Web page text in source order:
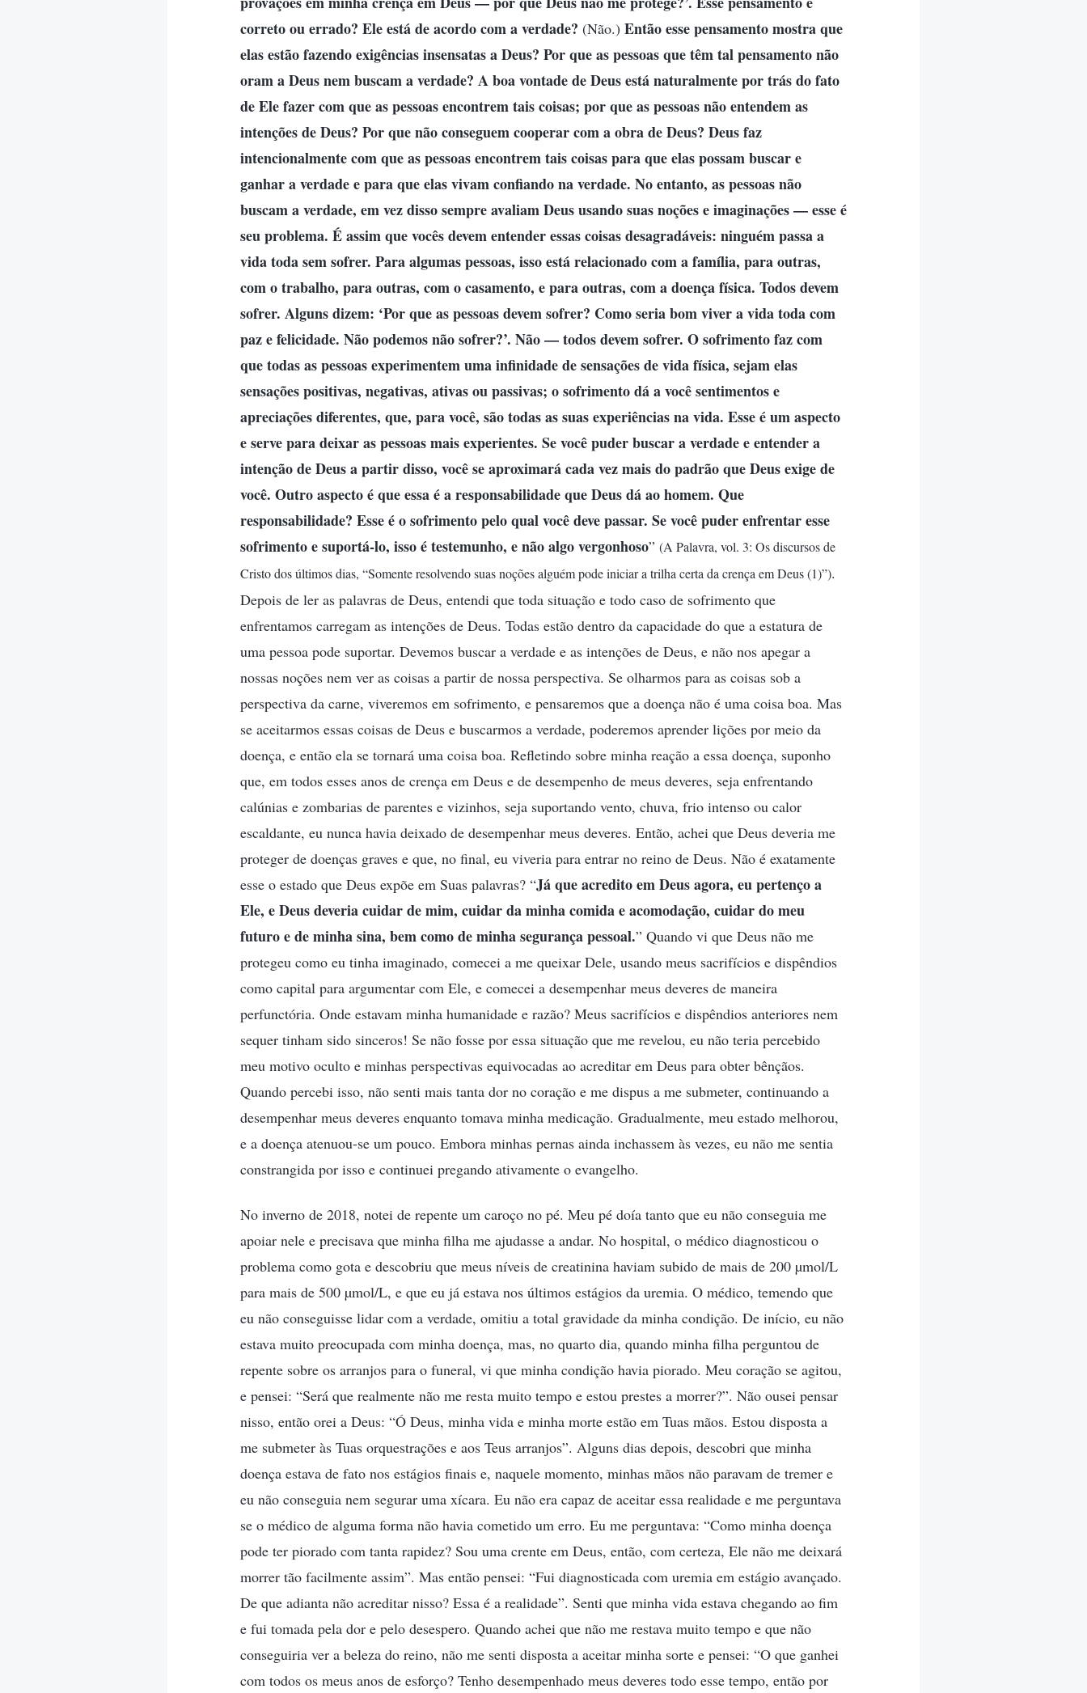
correto ou errado? Ele está de acordo com a verdade? (Não.) Então esse pensamento mostra que
elas estão fazendo exigências insensatas a Deus? Por que as pessoas que têm tal pensamento não
oram a Deus nem buscam a verdade? A boa vontade de Deus está naturalmente por trás do fato
de Ele fazer com que as pessoas encontrem tais coisas; por que as pessoas não entendem as
intenções de Deus? Por que não conseguem cooperar com a obra de Deus? Deus faz
intencionalmente com que as pessoas encontrem tais coisas para que elas possam buscar e
ganhar a verdade e para que elas vivam confiando na verdade. No entanto, as pessoas não
buscam a verdade, em vez disso sempre avaliam Deus usando suas noções e imaginações — esse é
seu problema. É assim que vocês devem entender essas coisas desagradáveis: ninguém passa a
vida toda sem sofrer. Para algumas pessoas, isso está relacionado com a família, para outras,
com o trabalho, para outras, com o casamento, e para outras, com a doença física. Todos devem
sofrer. Alguns dizem: ‘Por que as pessoas devem sofrer? Como seria bom viver a vida toda com
paz e felicidade. Não podemos não sofrer?’. Não — todos devem sofrer. O sofrimento faz com
que todas as pessoas experimentem uma infinidade de sensações de vida física, sejam elas
sensações positivas, negativas, ativas ou passivas; o sofrimento dá a você sentimentos e
apreciações diferentes, que, para você, são todas as suas experiências na vida. Esse é um aspecto
e serve para deixar as pessoas mais experientes. Se você puder buscar a verdade e entender a
intenção de Deus a partir disso, você se aproximará cada vez mais do padrão que Deus exige de
você. Outro aspecto é que essa é a responsabilidade que Deus dá ao homem. Que
responsabilidade? Esse é o sofrimento pelo qual você deve passar. Se você puder enfrentar esse
sofrimento e suportá-lo, isso é testemunho, e não algo vergonhoso” (A Palavra, vol. 3: Os discursos de
Cristo dos últimos dias, “Somente resolvendo suas noções alguém pode iniciar a trilha certa da crença em Deus (1)”).
Depois de ler as palavras de Deus, entendi que toda situação e todo caso de sofrimento que
enfrentamos carregam as intenções de Deus. Todas estão dentro da capacidade do que a estatura de
uma pessoa pode suportar. Devemos buscar a verdade e as intenções de Deus, e não nos apegar a
nossas noções nem ver as coisas a partir de nossa perspectiva. Se olharmos para as coisas sob a
perspectiva da carne, viveremos em sofrimento, e pensaremos que a doença não é uma coisa boa. Mas
se aceitarmos essas coisas de Deus e buscarmos a verdade, poderemos aprender lições por meio da
doença, e então ela se tornará uma coisa boa. Refletindo sobre minha reação a essa doença, suponho
que, em todos esses anos de crença em Deus e de desempenho de meus deveres, seja enfrentando
calúnias e zombarias de parentes e vizinhos, seja suportando vento, chuva, frio intenso ou calor
escaldante, eu nunca havia deixado de desempenhar meus deveres. Então, achei que Deus deveria me
proteger de doenças graves e que, no final, eu viveria para entrar no reino de Deus. Não é exatamente
esse o estado que Deus expõe em Suas palavras? “Já que acredito em Deus agora, eu pertenço a
Ele, e Deus deveria cuidar de mim, cuidar da minha comida e acomodação, cuidar do meu
futuro e de minha sina, bem como de minha segurança pessoal.” Quando vi que Deus não me
protegeu como eu tinha imaginado, comecei a me queixar Dele, usando meus sacrifícios e dispêndios
como capital para argumentar com Ele, e comecei a desempenhar meus deveres de maneira
perfunctória. Onde estavam minha humanidade e razão? Meus sacrifícios e dispêndios anteriores nem
sequer tinham sido sinceros! Se não fosse por essa situação que me revelou, eu não teria percebido
meu motivo oculto e minhas perspectivas equivocadas ao acreditar em Deus para obter bênçãos.
Quando percebi isso, não senti mais tanta dor no coração e me dispus a me submeter, continuando a
desempenhar meus deveres enquanto tomava minha medicação. Gradualmente, meu estado melhorou,
e a doença atenuou-se um pouco. Embora minhas pernas ainda inchassem às vezes, eu não me sentia
constrangida por isso e continuei pregando ativamente o evangelho.
No inverno de 2018, notei de repente um caroço no pé. Meu pé doía tanto que eu não conseguia me
apoiar nele e precisava que minha filha me ajudasse a andar. No hospital, o médico diagnosticou o
problema como gota e descobriu que meus níveis de creatinina haviam subido de mais de 200 µmol/L
para mais de 500 µmol/L, e que eu já estava nos últimos estágios da uremia. O médico, temendo que
eu não conseguisse lidar com a verdade, omitiu a total gravidade da minha condição. De início, eu não
estava muito preocupada com minha doença, mas, no quarto dia, quando minha filha perguntou de
repente sobre os arranjos para o funeral, vi que minha condição havia piorado. Meu coração se agitou,
e pensei: “Será que realmente não me resta muito tempo e estou prestes a morrer?”. Não ousei pensar
nisso, então orei a Deus: “Ó Deus, minha vida e minha morte estão em Tuas mãos. Estou disposta a
me submeter às Tuas orquestrações e aos Teus arranjos”. Alguns dias depois, descobri que minha
doença estava de fato nos estágios finais e, naquele momento, minhas mãos não paravam de tremer e
eu não conseguia nem segurar uma xícara. Eu não era capaz de aceitar essa realidade e me perguntava
se o médico de alguma forma não havia cometido um erro. Eu me perguntava: “Como minha doença
pode ter piorado com tanta rapidez? Sou uma crente em Deus, então, com certeza, Ele não me deixará
morrer tão facilmente assim”. Mas então pensei: “Fui diagnosticada com uremia em estágio avançado.
De que adianta não acreditar nisso? Essa é a realidade”. Senti que minha vida estava chegando ao fim
e fui tomada pela dor e pelo desespero. Quando achei que não me restava muito tempo e que não
conseguiria ver a beleza do reino, não me senti disposta a aceitar minha sorte e pensei: “O que ganhei
com todos os meus anos de esforço? Tenho desempenhado meus deveres todo esse tempo, então por